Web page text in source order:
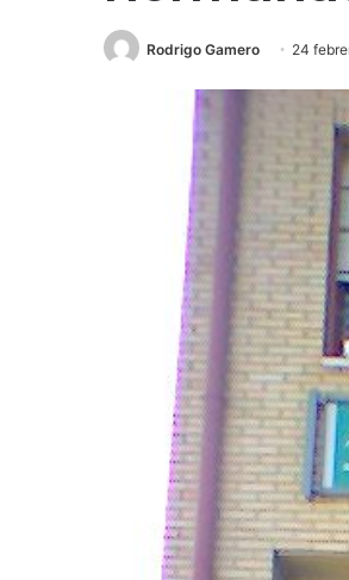
Rodrigo Gamero 24